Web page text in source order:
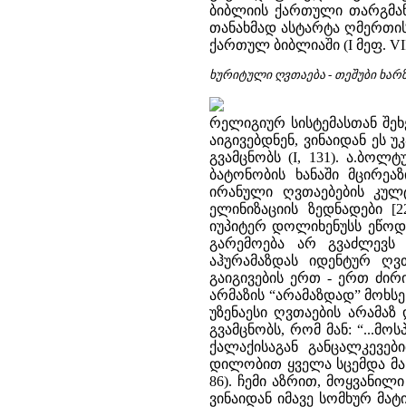
ბიბლიის ქართული
თანახმად ასტარტა
ქართულ ბიბლიაში (I მეფ.
ხურიტული ღვთაება - თეშუბი
რელიგიურ სისტემასთან
აიგივებდნენ, ვინაიდან ეს
გვამცნობს (I, 131).
ბატონობის ხანაში
ირანული ღვთაებების
ელინიზაციის ზედნადები
იუპიტერ დოლიხენუსს
გარემოება არ
აჰურამაზდას იდენტურ
გაიგივების ერთ - ერთ
არმაზის “არამაზდად”
უზენაესი ღვთაების არამაზ
გვამცნობს, რომ მან:
ქალაქისაგან
დილობით ყველა სცემდა
86). ჩემი აზრით,
ვინაიდან იმავე სომხურ